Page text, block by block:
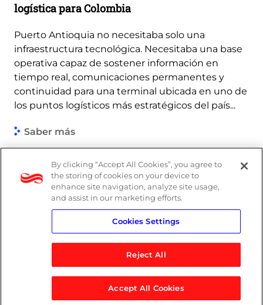
logística para Colombia
Puerto Antioquia no necesitaba solo una
infraestructura tecnológica. Necesitaba una base
operativa capaz de sostener información en
tiempo real, comunicaciones permanentes y
continuidad para una terminal ubicada en uno de
los puntos logísticos más estratégicos del país...
Saber más
© 2026 Logicalis Group
By clicking “Accept All Cookies”, you agree to
the storing of cookies on your device to
enhance site navigation, analyze site usage,
and assist in our marketing efforts.
Cookies Settings
Reject All
Accept All Cookies